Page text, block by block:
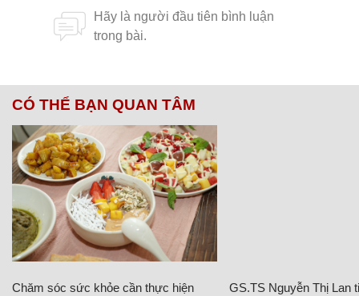
CÓ THỂ BẠN QUAN TÂM
Chăm sóc sức khỏe cần thực hiện
GS.TS Nguyễn Thị Lan